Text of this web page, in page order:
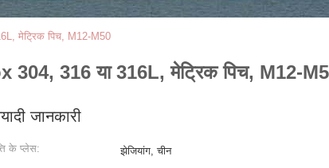
मेट्रिक पिच, M12-M50
304, 316 या 316L, मेट्रिक पिच, M12-
जानकारी
के प्लेस: झेजियांग, चीन